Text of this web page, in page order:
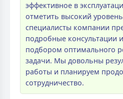
эффективное в
отметить высокий
специалисты компании
подробные консультации
подбором оптимального
задачи. Мы довольны
работы и планируем
сотрудничество.